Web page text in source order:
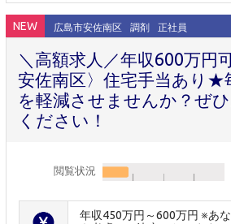
NEW 広島市安佐南区 調剤 正社員
＼高額求人／年収600万円
安佐南区〉住宅手当あり★
を軽減させませんか？ぜ
ください！
閲覧状況
年収450万円～600万円 ※あ